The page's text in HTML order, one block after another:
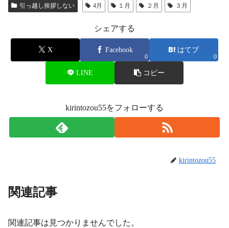
引っ越し挨拶しない 4月 １月 ２月 ３月
シェアする
X Facebook
0
はてブ
0
LINE コピー
kirintozou55をフォローする
kirintozou55
関連記事
関連記事は見つかりませんでした。